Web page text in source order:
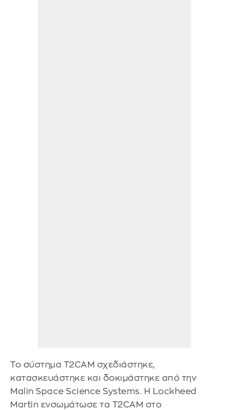
Το σύστημα T2CAM σχεδιάστηκε,
κατασκευάστηκε και δοκιμάστηκε από την
Malin Space Science Systems. Η Lockheed
Martin ενσωμάτωσε τα T2CAM στο